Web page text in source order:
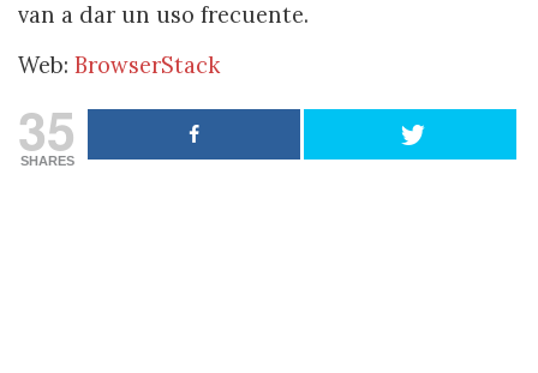
van a dar un uso frecuente.
Web: BrowserStack
35
SHARES